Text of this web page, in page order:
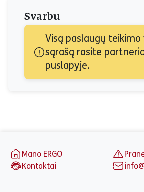
Svarbu
Visą paslaugų teikimo
sąrašą rasite
puslapyje.
Mano ERGO
Kontaktai